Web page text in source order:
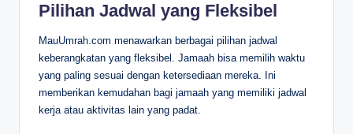
Pilihan Jadwal yang Fleksibel
MauUmrah.com menawarkan berbagai pilihan jadwal
keberangkatan yang fleksibel. Jamaah bisa memilih waktu
yang paling sesuai dengan ketersediaan mereka. Ini
memberikan kemudahan bagi jamaah yang memiliki jadwal
kerja atau aktivitas lain yang padat.